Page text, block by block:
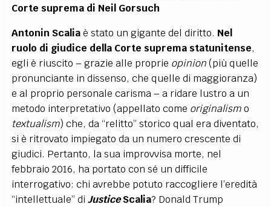
Corte suprema di Neil Gorsuch
Antonin Scaliaè stato un gigante del diritto. Nel
ruolo di giudice della Corte suprema statunitense,
egli è riuscito – grazie alle proprie opinion(più quelle
pronunciante in dissenso, che quelle di maggioranza)
e al proprio personale carisma – a ridare lustro a un
metodo interpretativo (appellato come originalismo
textualism) che, da “relitto” storico qual era diventato,
si è ritrovato impiegato da un numero crescente di
giudici. Pertanto, la sua improvvisa morte, nel
febbraio 2016, ha portato con sé un difficile
interrogativo: chi avrebbe potuto raccogliere l’eredità
“intellettuale” diJusticeScalia? Donald Trump